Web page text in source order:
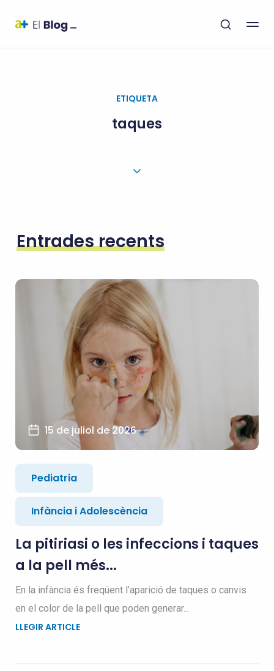
ETIQUETA
taques
Entrades recents
15 de juliol de 2026
Pediatria
Infància i Adolescència
La pitiriasi o les infeccions i taques
a la pell més...
En la infància és freqüent l’aparició de taques o canvis
en el color de la pell que poden generar...
LLEGIR ARTICLE